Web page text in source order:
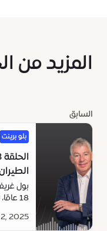
المزيد من
السابق
بلو برينت
بول
18
إعادة
2025